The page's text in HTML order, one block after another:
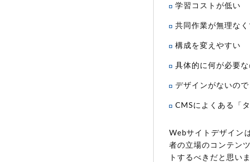
学習コストが低い
共同作業が無理なく
構成を変えやすい
具体的に何が必要
デザインがないの
CMSによくある「
Webサイトデザイン
者の立場のコンテン
トするべきだと思い